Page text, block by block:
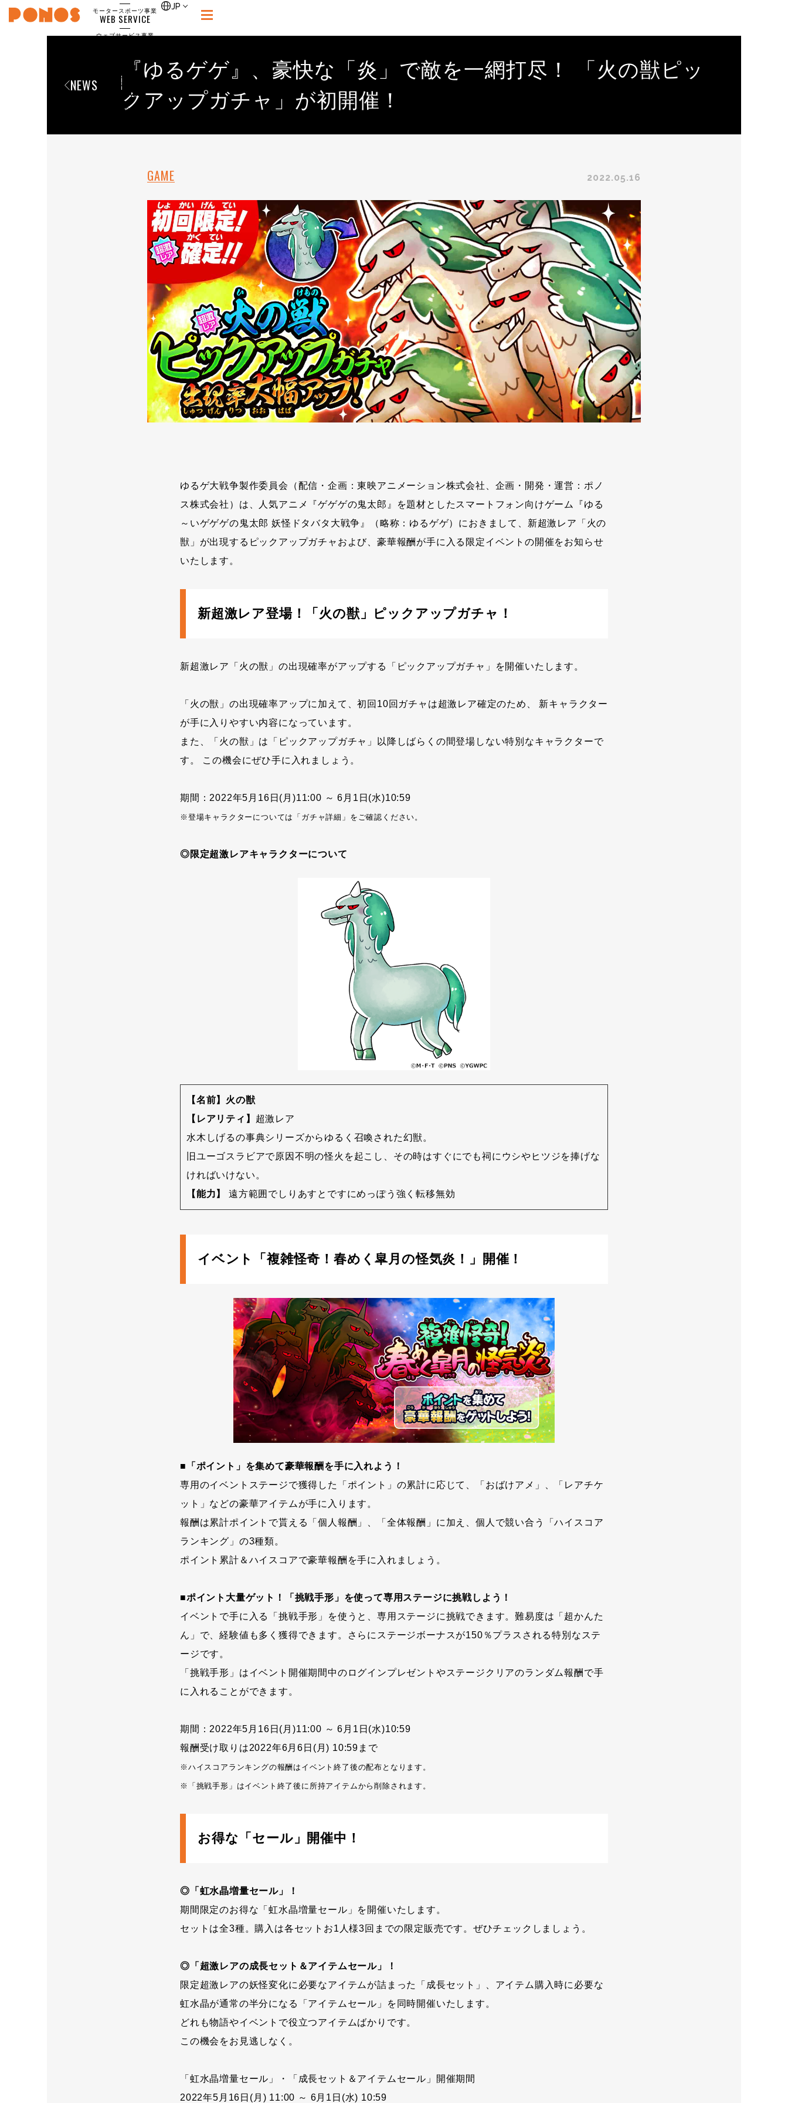
PONOS
モータースポーツ事業
WEB SERVICE
ウェブサービス事業
ニュース
RECRUIT
ポノス採用サイト
CONTACT
お問合せ
JP
NEWS
『ゆるゲゲ』、豪快な「炎」で敵を一網打尽！ 「火の獣ピッ
クアップガチャ」が初開催！
GAME 2022.05.16
ゆるゲ大戦争製作委員会（配信・企画：東映アニメーション株式会社、企画・開発・運営：ポノ
ス株式会社）は、人気アニメ『ゲゲゲの鬼太郎』を題材としたスマートフォン向けゲーム『ゆる
～いゲゲゲの鬼太郎 妖怪ドタバタ大戦争』（略称：ゆるゲゲ）におきまして、新超激レア「火の
獣」が出現するピックアップガチャおよび、豪華報酬が手に入る限定イベントの開催をお知らせ
いたします。
新超激レア登場！「火の獣」ピックアップガチャ！
新超激レア「火の獣」の出現確率がアップする「ピックアップガチャ」を開催いたします。
「火の獣」の出現確率アップに加えて、初回10回ガチャは超激レア確定のため、 新キャラクター
が手に入りやすい内容になっています。
また、「火の獣」は「ピックアップガチャ」以降しばらくの間登場しない特別なキャラクターで
す。 この機会にぜひ手に入れましょう。
期間：2022年5月16日(月)11:00 ～ 6月1日(水)10:59
※登場キャラクターについては「ガチャ詳細」をご確認ください。
◎限定超激レアキャラクターについて
【名前】火の獣
【レアリティ】 超激レア
水木しげるの事典シリーズからゆるく召喚された幻獣。
旧ユーゴスラビアで原因不明の怪火を起こし、その時はすぐにでも祠にウシやヒツジを捧げな
ければいけない。
【能力】
遠方範囲でしりあすとですにめっぽう強く転移無効
イベント「複雑怪奇！春めく皐月の怪気炎！」開催！
■「ポイント」を集めて豪華報酬を手に入れよう！
専用のイベントステージで獲得した「ポイント」の累計に応じて、「おばけアメ」、「レアチケ
ット」などの豪華アイテムが手に入ります。
報酬は累計ポイントで貰える「個人報酬」、「全体報酬」に加え、個人で競い合う「ハイスコア
ランキング」の3種類。
ポイント累計＆ハイスコアで豪華報酬を手に入れましょう。
■ポイント大量ゲット！「挑戦手形」を使って専用ステージに挑戦しよう！
イベントで手に入る「挑戦手形」を使うと、専用ステージに挑戦できます。難易度は「超かんた
ん」で、経験値も多く獲得できます。さらにステージボーナスが150％プラスされる特別なステ
ージです。
「挑戦手形」はイベント開催期間中のログインプレゼントやステージクリアのランダム報酬で手
に入れることができます。
期間：2022年5月16日(月)11:00 ～ 6月1日(水)10:59
報酬受け取りは2022年6月6日(月) 10:59まで
※ハイスコアランキングの報酬はイベント終了後の配布となります。
※「挑戦手形」はイベント終了後に所持アイテムから削除されます。
お得な「セール」開催中！
◎「虹水晶増量セール」！
期間限定のお得な「虹水晶増量セール」を開催いたします。
セットは全3種。購入は各セットお1人様3回までの限定販売です。ぜひチェックしましょう。
◎「超激レアの成長セット＆アイテムセール」！
限定超激レアの妖怪変化に必要なアイテムが詰まった「成長セット」、アイテム購入時に必要な
虹水晶が通常の半分になる「アイテムセール」を同時開催いたします。
どれも物語やイベントで役立つアイテムばかりです。
この機会をお見逃しなく。
「虹水晶増量セール」・「成長セット＆アイテムセール」開催期間
2022年5月16日(月) 11:00 ～ 6月1日(水) 10:59